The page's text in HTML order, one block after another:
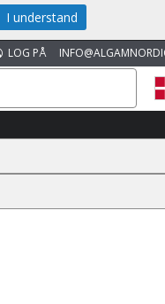
LOG PÅ
I understand